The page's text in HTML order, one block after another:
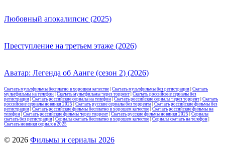
Любовный апокалипсис (2025)
Преступление на третьем этаже (2026)
Аватар: Легенда об Аанге (сезон 2) (2026)
Скачать мультфильмы бесплатно в хорошем качестве Скачать мультфильмы без регистрации Скачать
мультфильмы на телефон Скачать мультфильмы через торрент Скачать российские сериалы без
регистрации Скачать российские сериалы на телефон Скачать российские сериалы через торрент Скачать
российские сериалы новинки 2025
Скачать русские сериалы без торрента Скачать российские фильмы без
регистрации Скачать российские фильмы бесплатно в хорошем качестве Скачать российские фильмы на
телефон Скачать российские фильмы через торрент Скачать русские фильмы новинки 2025
Сериалы
скачать без регистрации Сериалы скачать бесплатно в хорошем качестве Сериалы скачать на телефон
Скачать новинки сериалов 2025
© 2026 Фильмы и сериалы 2026